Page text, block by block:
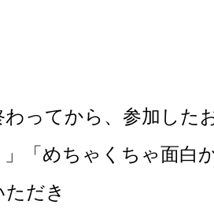
わってから、参加した
」「めちゃくちゃ面白
だき